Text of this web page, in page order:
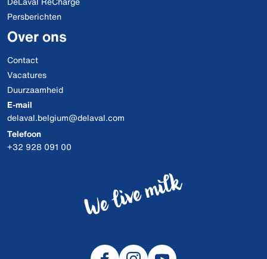
Persberichten
Over ons
Contact
Vacatures
Duurzaamheid
E-mail
delaval.belgium@delaval.com
Telefoon
+32 928 091 00